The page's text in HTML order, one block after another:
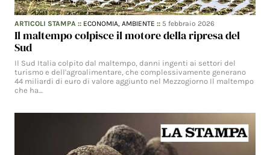
ARTICOLI STAMPA :: ECONOMIA,AMBIENTE :: 5 febbraio 2026
Il maltempo colpisce il motore della ripresa del
Sud
Il Sud Italia colpito dal maltempo, danni ingenti ai settori del
turismo e dell'agroalimentare, che complessivamente generano
44 miliardi di euro di valore aggiunto nel Mezzogiorno Il maltempo
che ha…